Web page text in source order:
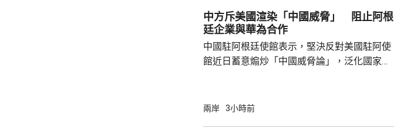
41.7億年，雨海紀...
中方斥美國渲染「中國威脅」 阻止阿根
廷企業與華為合作
中國駐阿根廷使館表示，堅決反對美國駐阿使
館近日蓄意煽炒「中國威脅論」，泛化國家安
與偏見，極不尊重他國主權並嚴重破壞自由市
兩岸 3小時前